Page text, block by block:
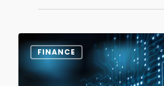
FINANCE 0